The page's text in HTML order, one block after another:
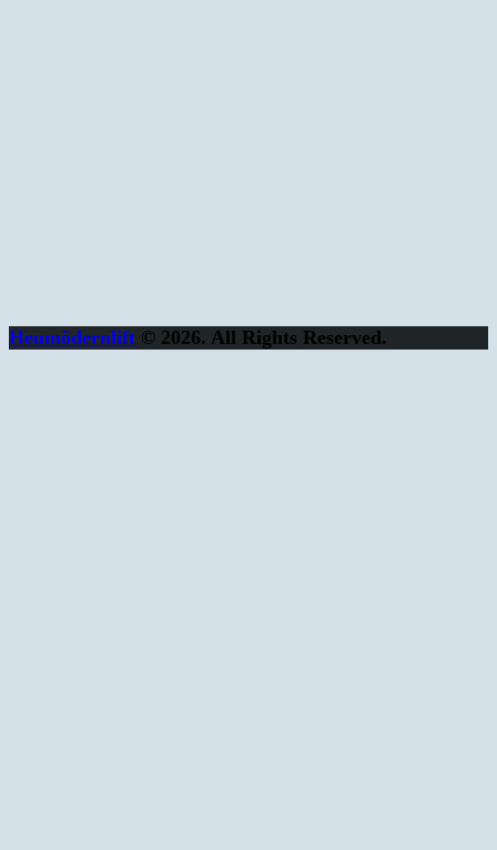
Heumödernlift © 2026. All Rights Reserved.